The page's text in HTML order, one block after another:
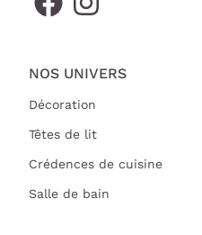
NOS UNIVERS
Décoration
Têtes de lit
Crédences de cuisine
Salle de bain